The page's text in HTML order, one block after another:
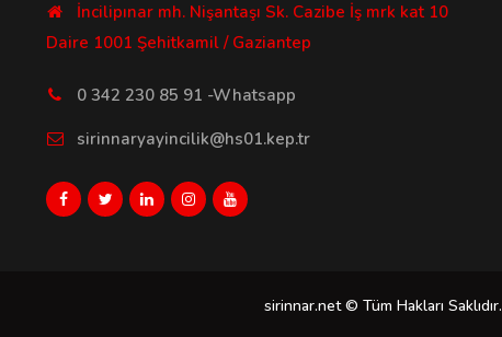
İncilipınar mh. Nişantaşı Sk. Cazibe İş mrk kat 10
Daire 1001 Şehitkamil / Gaziantep
0 342 230 85 91 -Whatsapp
sirinnaryayincilik@hs01.kep.tr
sirinnar.net © Tüm Hakları Saklıdır.